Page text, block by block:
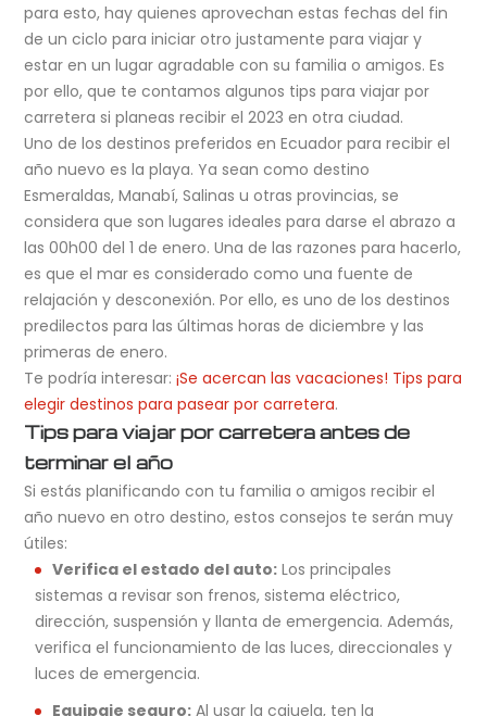
para esto, hay quienes aprovechan estas fechas del fin
de un ciclo para iniciar otro justamente para viajar y
estar en un lugar agradable con su familia o amigos. Es
por ello, que te contamos algunos tips para viajar por
carretera si planeas recibir el 2023 en otra ciudad.
Uno de los destinos preferidos en Ecuador para recibir el
año nuevo es la playa. Ya sean como destino
Esmeraldas, Manabí, Salinas u otras provincias, se
considera que son lugares ideales para darse el abrazo a
las 00h00 del 1 de enero. Una de las razones para hacerlo,
es que el mar es considerado como una fuente de
relajación y desconexión. Por ello, es uno de los destinos
predilectos para las últimas horas de diciembre y las
primeras de enero.
Te podría interesar:¡Se acercan las vacaciones! Tips para
elegir destinos para pasear por carretera.
Tips para viajar por carretera antes de
terminar el año
Si estás planificando con tu familia o amigos recibir el
año nuevo en otro destino, estos consejos te serán muy
útiles:
Verifica el estado del auto: Los principales
sistemas a revisar son frenos, sistema eléctrico,
dirección, suspensión y llanta de emergencia. Además,
verifica el funcionamiento de las luces, direccionales y
luces de emergencia.
Equipaje seguro: Al usar la cajuela, ten la